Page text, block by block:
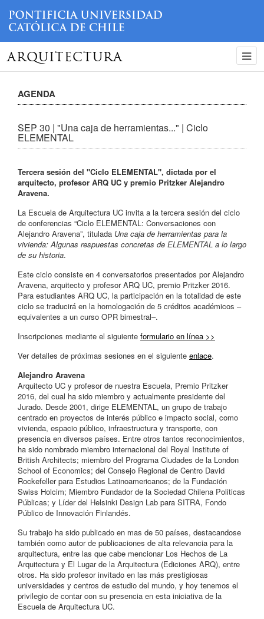
ARQUITECTURA
AGENDA
SEP 30 | "Una caja de herramientas..." | Ciclo
ELEMENTAL
Tercera sesión del "Ciclo ELEMENTAL", dictada por el
arquitecto, profesor ARQ UC y premio Pritzker Alejandro
Aravena.
La Escuela de Arquitectura UC invita a la tercera sesión del ciclo
de conferencias “Ciclo ELEMENTAL: Conversaciones con
Alejandro Aravena”, titulada Una caja de herramientas para la
vivienda: Algunas respuestas concretas de ELEMENTAL a lo largo
de su historia.
Este ciclo consiste en 4 conversatorios presentados por Alejandro
Aravena, arquitecto y profesor ARQ UC, premio Pritzker 2016.
Para estudiantes ARQ UC, la participación en la totalidad de este
ciclo se traducirá en la homologación de 5 créditos académicos –
equivalentes a un curso OPR bimestral–.
Inscripciones mediante el siguiente formulario en línea >>
Ver detalles de próximas sesiones en el siguiente enlace.
Alejandro Aravena
Arquitecto UC y profesor de nuestra Escuela, Premio Pritzker
2016, del cual ha sido miembro y actualmente presidente del
Jurado. Desde 2001, dirige ELEMENTAL, un grupo de trabajo
centrado en proyectos de interés público e impacto social, como
vivienda, espacio público, infraestructura y transporte, con
presencia en diversos países. Entre otros tantos reconocimientos,
ha sido nombrado miembro internacional del Royal Institute of
British Architects; miembro del Programa Ciudades de la London
School of Economics; del Consejo Regional de Centro David
Rockefeller para Estudios Latinoamericanos; de la Fundación
Swiss Holcim; Miembro Fundador de la Sociedad Chilena Politicas
Públicas; y Líder del Helsinki Design Lab para SITRA, Fondo
Público de Innovación Finlandés.
Su trabajo ha sido publicado en mas de 50 países, destacandose
también como autor de publicaciones de alta relevancia para la
arquitectura, entre las que cabe mencionar Los Hechos de La
Arquitectura y El Lugar de la Arquitectura (Ediciones ARQ), entre
otros. Ha sido profesor invitado en las más prestigiosas
universidades y centros de estudio del mundo, y hoy tenemos el
privilegio de contar con su presencia en esta iniciativa de la
Escuela de Arquitectura UC.